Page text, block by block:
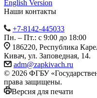
English Version
Наши контакты
+7-8142-445033
Пн. – Пт.: с 9:00 до 18:00
186220, Республика
Кивач, ул. Заповедная, 14.
adm@zapkivach.ru
© 2026 ФГБУ
права защищены.
Версия для печати